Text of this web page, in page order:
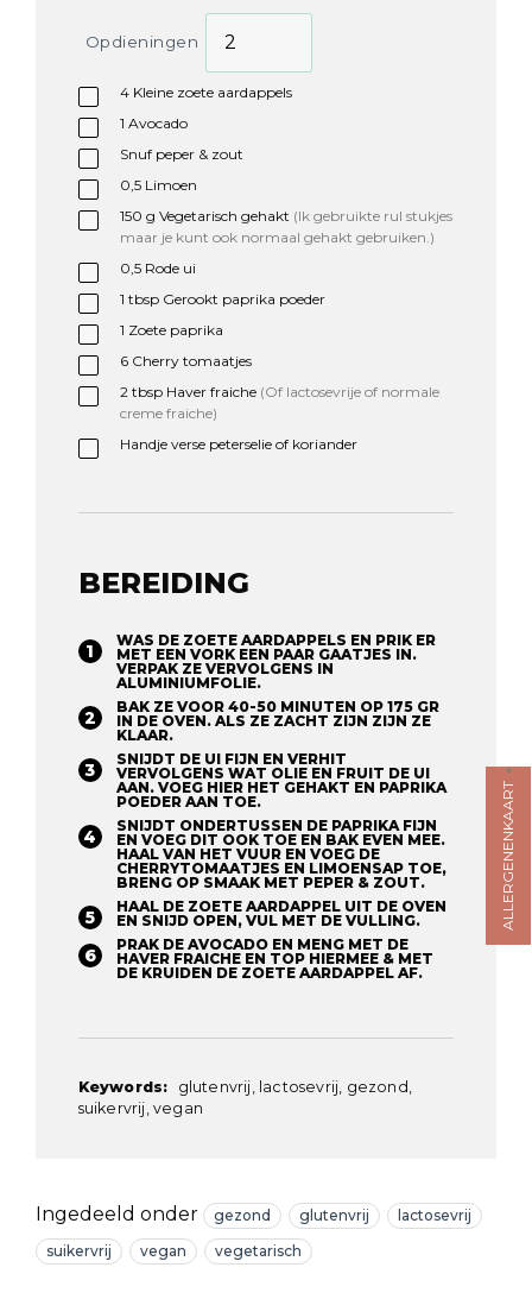
ALLERGENENKAART
Opdieningen
4 Kleine zoete aardappels
1 Avocado
Snuf peper & zout
0,5 Limoen
150 g Vegetarisch gehakt (Ik gebruikte rul stukjes
maar je kunt ook normaal gehakt gebruiken.)
0,5 Rode ui
1 tbspGerookt paprika poeder
1 Zoete paprika
6 Cherry tomaatjes
2 tbspHaver fraiche (Of lactosevrije of normale
creme fraiche)
Handje verse peterselie of koriander
BEREIDING
WAS DE ZOETE AARDAPPELS EN PRIK ER
MET EEN VORK EEN PAAR GAATJES IN.
VERPAK ZE VERVOLGENS IN
ALUMINIUMFOLIE.
BAK ZE VOOR 40-50 MINUTEN OP 175 GR
IN DE OVEN. ALS ZE ZACHT ZIJN ZIJN ZE
KLAAR. ⁠
SNIJDT DE UI FIJN EN VERHIT
VERVOLGENS WAT OLIE EN FRUIT DE UI
AAN. VOEG HIER HET GEHAKT EN PAPRIKA
POEDER AAN TOE.
SNIJDT ONDERTUSSEN DE PAPRIKA FIJN
EN VOEG DIT OOK TOE EN BAK EVEN MEE.
HAAL VAN HET VUUR EN VOEG DE
CHERRYTOMAATJES EN LIMOENSAP TOE,
BRENG OP SMAAK MET PEPER & ZOUT. ⁠
HAAL DE ZOETE AARDAPPEL UIT DE OVEN
EN SNIJD OPEN, VUL MET DE VULLING.
PRAK DE AVOCADO EN MENG MET DE
HAVER FRAICHE EN TOP HIERMEE & MET
DE KRUIDEN DE ZOETE AARDAPPEL AF. ⁠
Keywords:
glutenvrij, lactosevrij, gezond,
suikervrij, vegan
Ingedeeld onder gezond glutenvrij
lactosevrij
suikervrij
vegan vegetarisch